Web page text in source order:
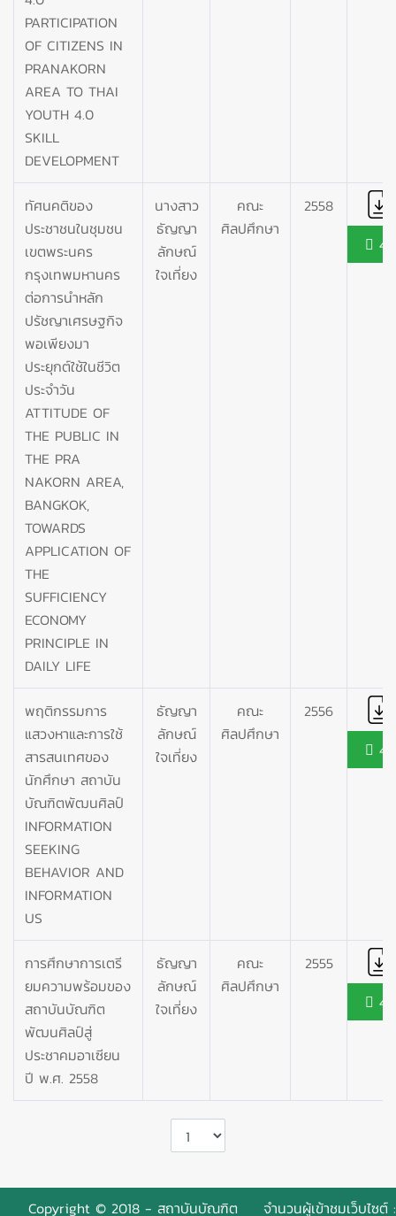
PARTICIPATION
OF CITIZENS IN
PRANAKORN
AREA TO THAI
YOUTH 4.0
SKILL
DEVELOPMENT
ทัศนคติของ
ประชาชนในชุมชน
เขตพระนคร
กรุงเทพมหานคร
ต่อการนำหลัก
ปรัชญาเศรษฐกิจ
พอเพียงมา
ประยุกต์ใช้ในชีวิต
ประจำวัน
ATTITUDE OF
THE PUBLIC IN
THE PRA
NAKORN AREA,
BANGKOK,
TOWARDS
APPLICATION OF
THE
SUFFICIENCY
ECONOMY
PRINCIPLE IN
DAILY LIFE
นางสาว
ธัญญา
ลักษณ์
ใจเที่ยง
คณะ
ศิลปศึกษา
2558
45
พฤติกรรมการ
แสวงหาและการใช้
สารสนเทศของ
นักศึกษา สถาบัน
บัณฑิตพัฒนศิลป์
INFORMATION
SEEKING
BEHAVIOR AND
INFORMATION
US
ธัญญา
ลักษณ์
ใจเที่ยง
คณะ
ศิลปศึกษา
2556
45
การศึกษาการเตรี
ยมความพร้อมของ
สถาบันบัณฑิต
พัฒนศิลป์สู่
ประชาคมอาเซียน
ปี พ.ศ. 2558
ธัญญา
ลักษณ์
ใจเที่ยง
คณะ
ศิลปศึกษา
2555
45
Copyright © 2018 - สถาบันบัณฑิต จำนวนผู้เข้าชมเว็บไซต์ :